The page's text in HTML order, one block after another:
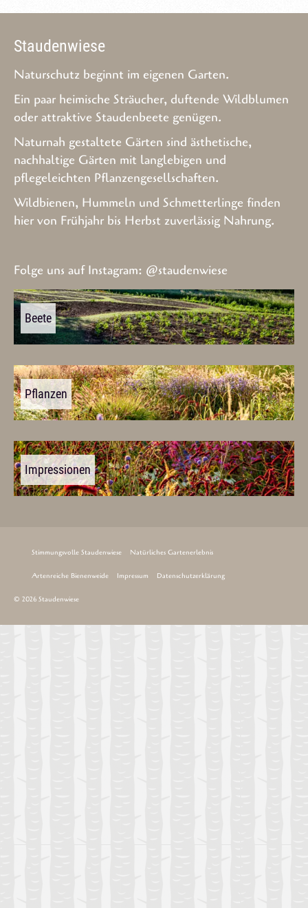
Staudenwiese
Naturschutz beginnt im eigenen Garten.
Ein paar heimische Sträucher, duftende Wildblumen
oder attraktive Staudenbeete genügen.
Naturnah gestaltete Gärten sind ästhetische,
nachhaltige Gärten mit langlebigen und
pflegeleichten Pflanzengesellschaften.
Wildbienen, Hummeln und Schmetterlinge finden
hier von Frühjahr bis Herbst zuverlässig Nahrung.
Folge uns auf Instagram: @staudenwiese
Beete
Pflanzen
Impressionen
Stimmungsvolle Staudenwiese Natürliches Gartenerlebnis
Artenreiche Bienenweide Impressum Datenschutzerklärung
© 2026 Staudenwiese